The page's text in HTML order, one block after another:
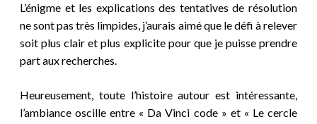
L’énigme et les explications des tentatives de résolution
ne sont pas très limpides, j’aurais aimé que le défi à relever
soit plus clair et plus explicite pour que je puisse prendre
part aux recherches.
Heureusement, toute l’histoire autour est intéressante,
l’ambiance oscille entre « Da Vinci code » et « Le cercle